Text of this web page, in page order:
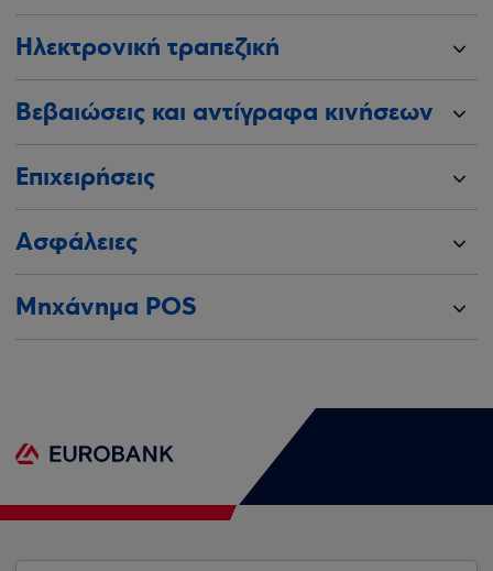
Ηλεκτρονική τραπεζική
Βεβαιώσεις και αντίγραφα κινήσεων
Επιχειρήσεις
Ασφάλειες
Μηχάνημα POS